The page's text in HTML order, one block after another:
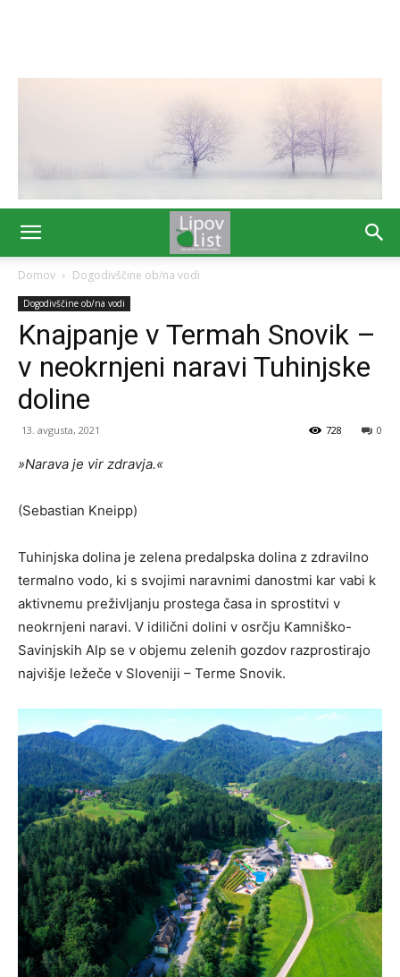
Domov Dogodivščine ob/na vodi
Dogodivščine ob/na vodi
Knajpanje v Termah Snovik –
v neokrnjeni naravi Tuhinjske
doline
13. avgusta, 2021 0
728
»Narava je vir zdravja.«
(Sebastian Kneipp)
Tuhinjska dolina je zelena predalpska dolina z zdravilno
termalno vodo, ki s svojimi naravnimi danostmi kar vabi k
aktivnemu preživljanju prostega časa in sprostitvi v
neokrnjeni naravi. V idilični dolini v osrčju Kamniško-
Savinjskih Alp se v objemu zelenih gozdov razprostirajo
najvišje ležeče v Sloveniji – Terme Snovik.